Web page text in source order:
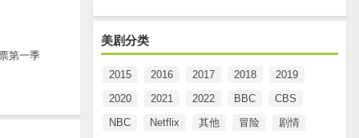
美剧分类
2015 2016 2017 2018
2019
2020
2021 2022 BBC
CBS
NBC
Netflix 其他 冒险
剧情
第一季